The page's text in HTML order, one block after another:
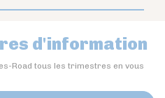
d'information
Road tous les trimestres en vous